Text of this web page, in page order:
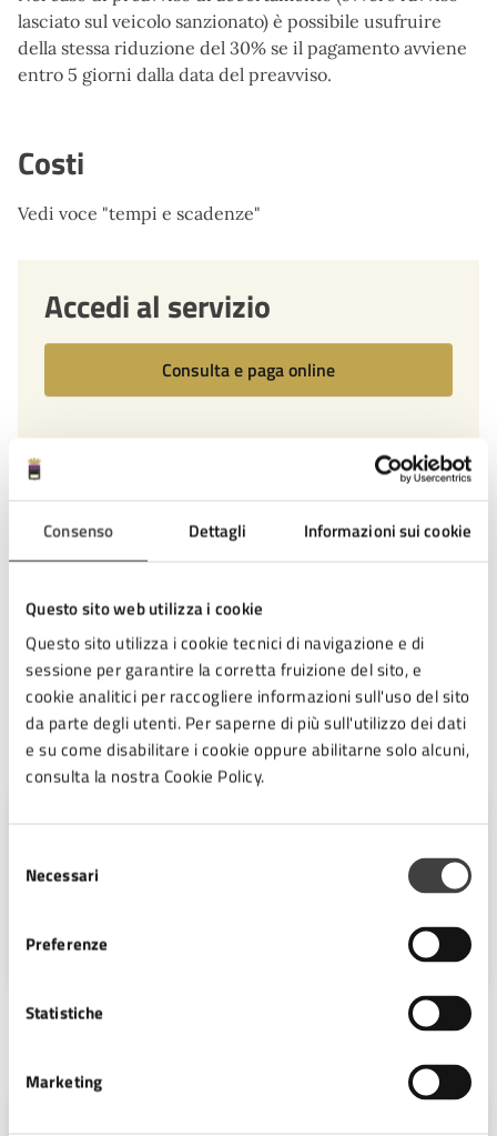
Consenso Dettagli Informazioni sui cookie
Questo sito web utilizza i cookie
Questo sito utilizza i cookie tecnici di navigazione e di
sessione per garantire la corretta fruizione del sito, e
cookie analitici per raccogliere informazioni sull'uso del sito
da parte degli utenti. Per saperne di più sull'utilizzo dei dati
e su come disabilitare i cookie oppure abilitarne solo alcuni,
consulta la nostra Cookie Policy.
delNecessari
Preferenze
Statistiche
Marketing
lasciato sul veicolo sanzionato) è possibile usufruire
della stessa riduzione del 30% se il pagamento avviene
entro 5 giorni dalla data del preavviso.
Costi
Vedi voce "tempi e scadenze"
Accedi al servizio
Consulta e paga online
Condizioni di servizio
Per conoscere i dettagli di scadenze, requisiti e altre
di servizio.
Termini e condizioni di servizio (PDF)
Contatti
E-mail:
Unità organizzativa responsabile